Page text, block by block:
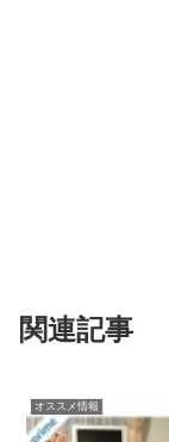
関連記事
オススメ情報